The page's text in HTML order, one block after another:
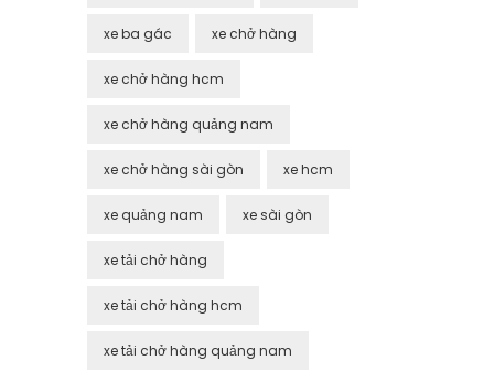
xe ba gác xe chở hàng
xe chở hàng hcm
xe chở hàng quảng nam
xe chở hàng sài gòn xe hcm
xe quảng nam xe sài gòn
xe tải chở hàng
xe tải chở hàng hcm
xe tải chở hàng quảng nam